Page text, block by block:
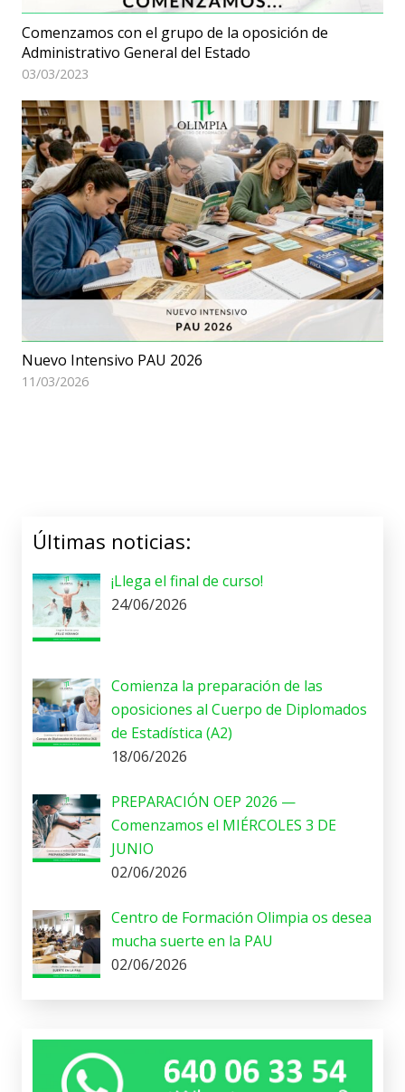
Comenzamos con el grupo de la oposición de
Administrativo General del Estado
03/03/2023
Nuevo Intensivo PAU 2026
11/03/2026
Últimas noticias:
¡Llega el final de curso!
24/06/2026
Comienza la preparación de las
oposiciones al Cuerpo de Diplomados
de Estadística (A2)
18/06/2026
PREPARACIÓN OEP 2026 —
Comenzamos el MIÉRCOLES 3 DE
JUNIO
02/06/2026
Centro de Formación Olimpia os desea
mucha suerte en la PAU
02/06/2026